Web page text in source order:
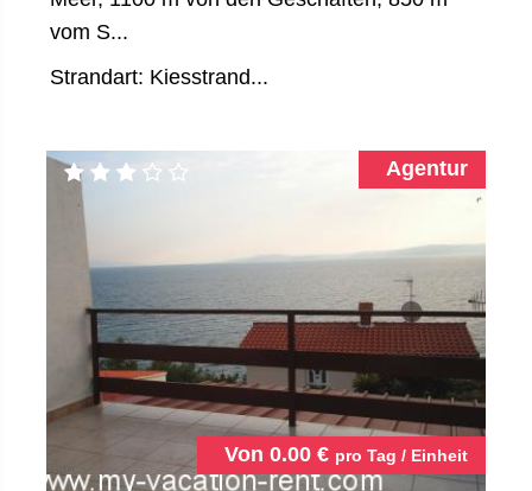
vom S...
Strandart: Kiesstrand...
Von 0.00 € pro Tag / Einheit
Agentur